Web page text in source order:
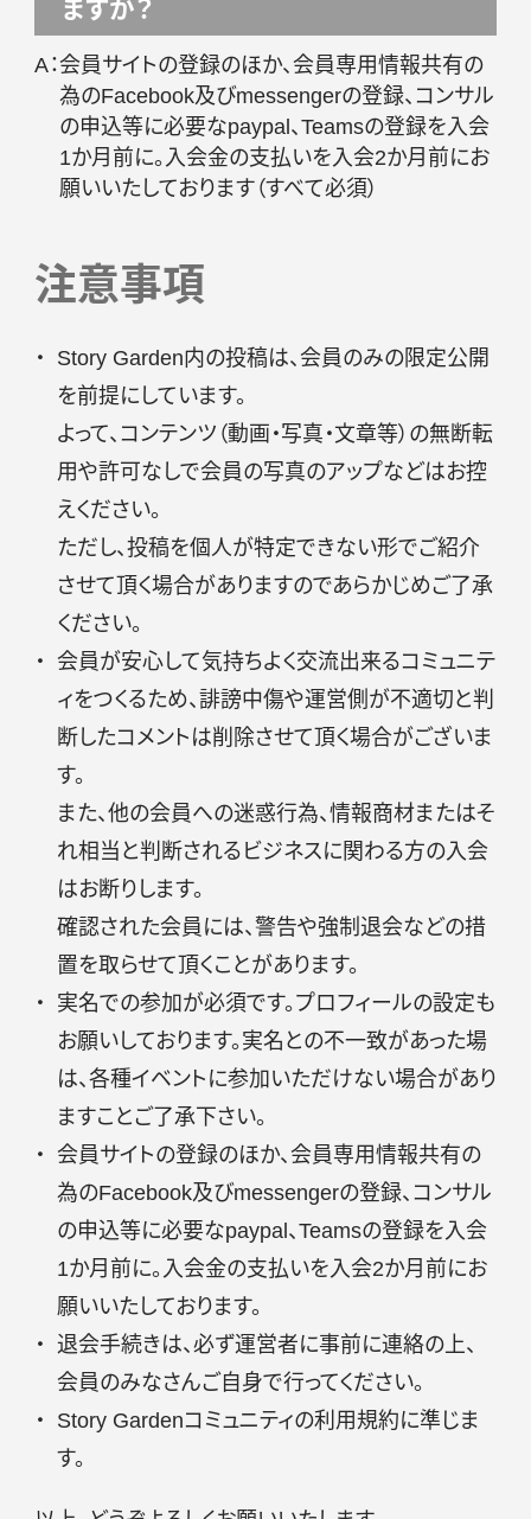
ますか？
A：会員サイトの登録のほか、会員専用情報共有の
為のFacebook及びmessengerの登録、コンサル
の申込等に必要なpaypal、Teamsの登録を入会
1か月前に。入会金の支払いを入会2か月前にお
願いいたしております（すべて必須）
注意事項
Story Garden内の投稿は、会員のみの限定公開
を前提にしています。
よって、コンテンツ（動画・写真・文章等）の無断転
用や許可なしで会員の写真のアップなどはお控
えください。
ただし、投稿を個人が特定できない形でご紹介
させて頂く場合がありますのであらかじめご了承
ください。
会員が安心して気持ちよく交流出来るコミュニテ
ィをつくるため、誹謗中傷や運営側が不適切と判
断したコメントは削除させて頂く場合がございま
す。
また、他の会員への迷惑行為、情報商材またはそ
れ相当と判断されるビジネスに関わる方の入会
はお断りします。
確認された会員には、警告や強制退会などの措
置を取らせて頂くことがあります。
実名での参加が必須です。プロフィールの設定も
お願いしております。実名との不一致があった場
は、各種イベントに参加いただけない場合があり
ますことご了承下さい。
会員サイトの登録のほか、会員専用情報共有の
為のFacebook及びmessengerの登録、コンサル
の申込等に必要なpaypal、Teamsの登録を入会
1か月前に。入会金の支払いを入会2か月前にお
願いいたしております。
退会手続きは、必ず運営者に事前に連絡の上、
会員のみなさんご自身で行ってください。
Story Gardenコミュニティの利用規約に準じま
す。